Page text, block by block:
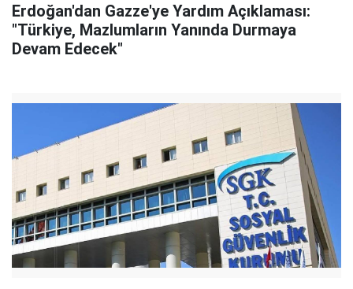
Erdoğan'dan Gazze'ye Yardım Açıklaması:
"Türkiye, Mazlumların Yanında Durmaya
Devam Edecek"